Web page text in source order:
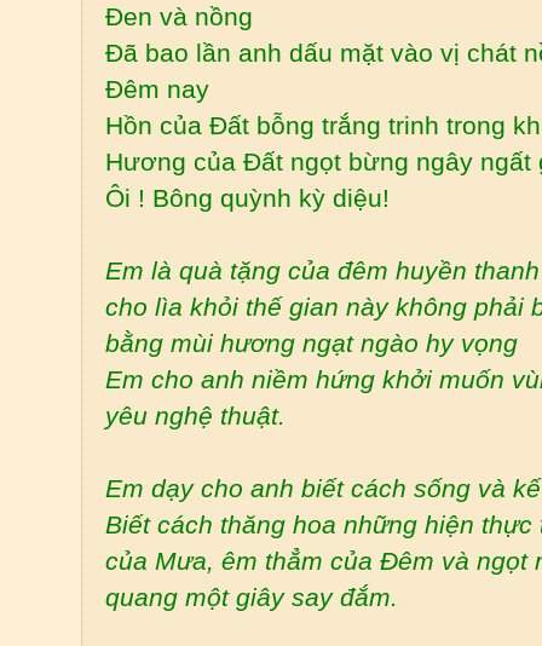
Đen và nồng
Đã bao lần anh dấu mặt vào vị chát
Đêm nay
Hồn của Đất bỗng trắng trinh trong
Hương của Đất ngọt bừng ngây ngất
Ôi ! Bông quỳnh kỳ diệu!
Em là quà tặng của đêm huyền
cho lìa khỏi thế gian này không phải
bằng mùi hương ngạt ngào hy vọng
Em cho anh niềm hứng khởi muốn
yêu nghệ thuật.
Em dạy cho anh biết cách sống và
Biết cách thăng hoa những hiện
của Mưa, êm thẳm của Đêm và ngọt
quang một giây say đắm.